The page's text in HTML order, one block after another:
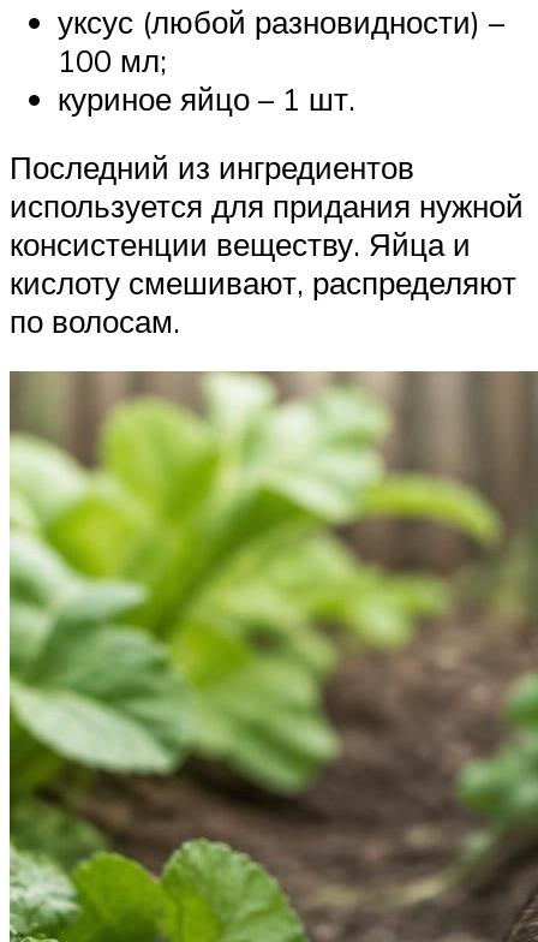
уксус (любой разновидности) –
100 мл;
куриное яйцо – 1 шт.
Последний из ингредиентов
используется для придания нужной
консистенции веществу. Яйца и
кислоту смешивают, распределяют
по волосам.